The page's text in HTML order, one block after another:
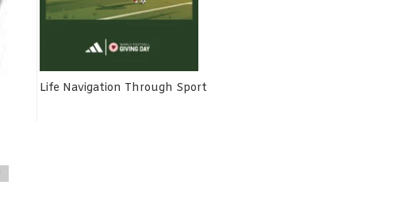
Life Navigation Through Sport